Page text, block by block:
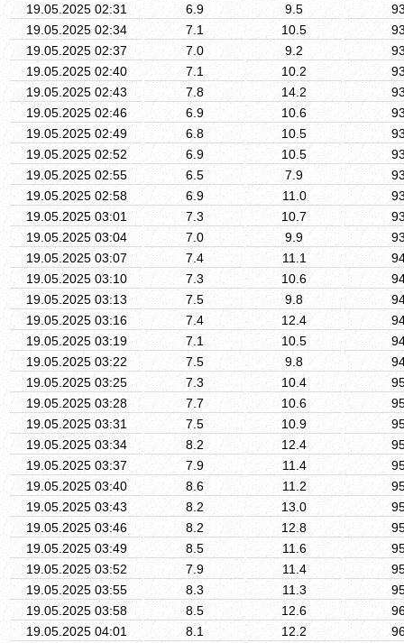
19.05.2025 02:31
6.9 9.5
19.05.2025 02:34
7.1 10.5
19.05.2025 02:37
7.0 9.2
19.05.2025 02:40
7.1 10.2
19.05.2025 02:43
7.8 14.2
19.05.2025 02:46
6.9 10.6
19.05.2025 02:49
6.8 10.5
19.05.2025 02:52
6.9 10.5
19.05.2025 02:55
6.5 7.9
19.05.2025 02:58
6.9 11.0
19.05.2025 03:01
7.3 10.7
19.05.2025 03:04
7.0 9.9
19.05.2025 03:07
7.4 11.1
19.05.2025 03:10
7.3 10.6
19.05.2025 03:13
7.5 9.8
19.05.2025 03:16
7.4 12.4
19.05.2025 03:19
7.1 10.5
19.05.2025 03:22
7.5 9.8
19.05.2025 03:25
7.3 10.4
19.05.2025 03:28
7.7 10.6
19.05.2025 03:31
7.5 10.9
19.05.2025 03:34
8.2 12.4
19.05.2025 03:37
7.9 11.4
19.05.2025 03:40
8.6 11.2
19.05.2025 03:43
8.2 13.0
19.05.2025 03:46
8.2 12.8
19.05.2025 03:49
8.5 11.6
19.05.2025 03:52
7.9 11.4
19.05.2025 03:55
8.3 11.3
19.05.2025 03:58
8.5 12.6
19.05.2025 04:01
8.1 12.2